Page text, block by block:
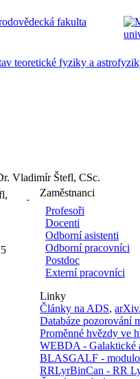
Vladimír Štefl, CSc.
Zaměstnanci
Profesoři
Docenti
Odborní asistenti
Odborní pracovníci
Postdoc
Externí pracovníci
Linky
Články na ADS,
Databáze pozorování
Proměnné hvězdy ve
WEBDA - Galaktické
BLASGALF -
RRLyrBinCan - RR